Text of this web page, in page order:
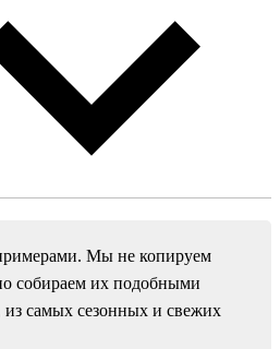
Мы не копируем
собираем их подобными
самых сезонных и свежих